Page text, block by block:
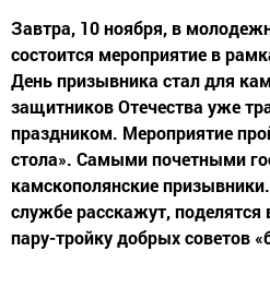
Завтра, 10 ноября, в
состоится мероприятие в
День призывника стал для
защитников Отечества уже
праздником. Мероприятие
стола». Самыми почетными
камскополянские
службе расскажут, поделятся
пару-тройку добрых советов